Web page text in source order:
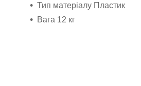
Тип матеріалу Пластик
Вага 12 кг